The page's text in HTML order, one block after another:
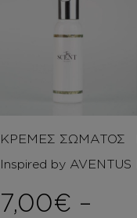
ΚΡΕΜΕΣ ΣΩΜΑΤΟΣ
Inspired by AVENTUS
7,00€ –